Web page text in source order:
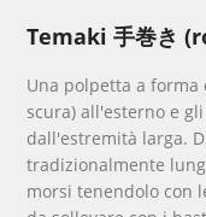
Temaki 手巻き
Una polpetta a forma
scura) all'esterno e
dall'estremità larga.
tradizionalmente
morsi tenendolo con